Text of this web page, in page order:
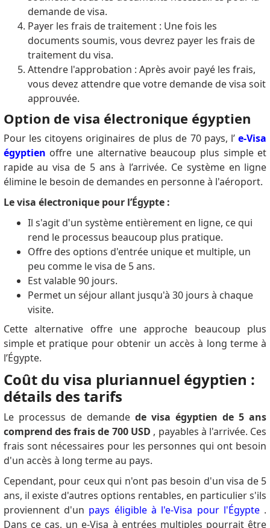
demande de visa.
Payer les frais de traitement : Une fois les
documents soumis, vous devrez payer les frais de
traitement du visa.
Attendre l'approbation : Après avoir payé les frais,
vous devez attendre que votre demande de visa soit
approuvée.
Option de visa électronique égyptien
Pour les citoyens originaires de plus de 70 pays, l’e-Visa
égyptien offre une alternative beaucoup plus simple et
rapide au visa de 5 ans à l’arrivée. Ce système en ligne
élimine le besoin de demandes en personne à l'aéroport.
Le visa électronique pour l’Égypte :
Il s'agit d'un système entièrement en ligne, ce qui
rend le processus beaucoup plus pratique.
Offre des options d'entrée unique et multiple, un
peu comme le visa de 5 ans.
Est valable 90 jours.
Permet un séjour allant jusqu'à 30 jours à chaque
visite.
Cette alternative offre une approche beaucoup plus
simple et pratique pour obtenir un accès à long terme à
l’Égypte.
Coût du visa pluriannuel égyptien :
détails des tarifs
Le processus de demande de visa égyptien de 5 ans
comprend des frais de 700 USD , payables à l'arrivée. Ces
frais sont nécessaires pour les personnes qui ont besoin
d'un accès à long terme au pays.
Cependant, pour ceux qui n'ont pas besoin d'un visa de 5
ans, il existe d'autres options rentables, en particulier s'ils
proviennent d'un pays éligible à l'e-Visa pour l'Égypte.
Dans ce cas, un e-Visa à entrées multiples pourrait être